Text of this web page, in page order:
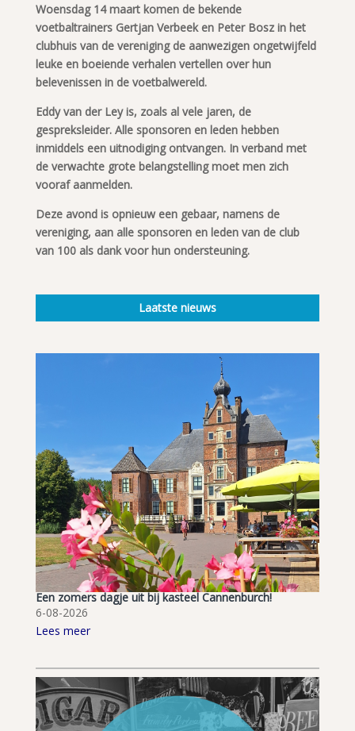
Woensdag 14 maart komen de bekende
voetbaltrainers Gertjan Verbeek en Peter Bosz in het
clubhuis van de vereniging de aanwezigen ongetwijfeld
leuke en boeiende verhalen vertellen over hun
belevenissen in de voetbalwereld.
Eddy van der Ley is, zoals al vele jaren, de
gespreksleider. Alle sponsoren en leden hebben
inmiddels een uitnodiging ontvangen. In verband met
de verwachte grote belangstelling moet men zich
vooraf aanmelden.
Deze avond is opnieuw een gebaar, namens de
vereniging, aan alle sponsoren en leden van de club
van 100 als dank voor hun ondersteuning.
Laatste nieuws
Een zomers dagje uit bij kasteel Cannenburch!
6-08-2026
Lees meer